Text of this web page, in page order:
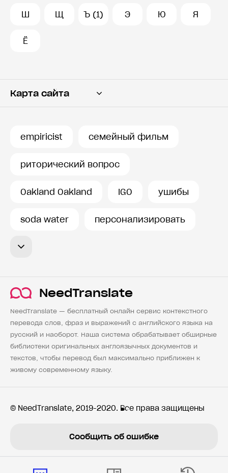
Ш Щ Ъ (1) Э Ю Я
Ё
Карта сайта
empiricist семейный фильм
риторический вопрос
Oakland Oakland IGO ушибы
soda water персонализировать
NeedTranslate
NeedTranslate — бесплатный онлайн сервис контекстного
перевода слов, фраз и выражений с английского языка на
русский и наоборот. Наша система обрабатывает обширные
библиотеки оригинальных англоязычных документов и
текстов, чтобы перевод был максимально приближен к
живому современному языку.
© NeedTranslate, 2019-2020. Все права защищены
Сообщить об ошибке